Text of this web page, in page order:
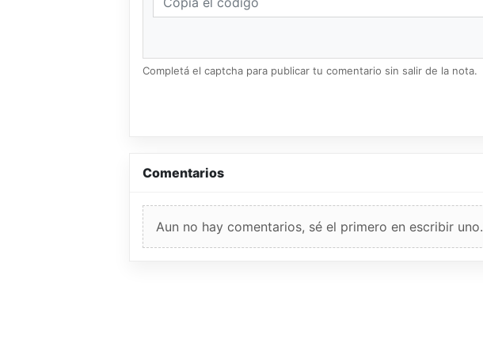
Completá el captcha para publicar tu comentario sin salir de la nota.
Comentarios
Aun no hay comentarios, sé el primero en escribir uno.